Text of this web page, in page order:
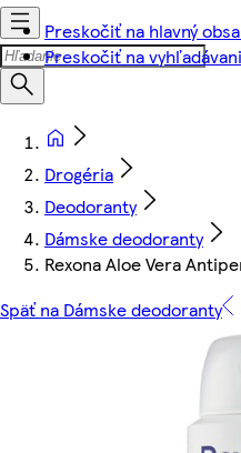
Preskočiť na hlavný
Preskočiť na
Drogéria
Deodoranty
Dámske deodoranty
Rexona Aloe Vera
Späť na Dámske deodoranty